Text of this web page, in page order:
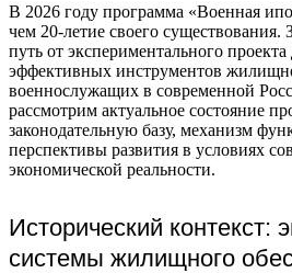
В 2026 году программа «Военная
чем 20-летие своего существования.
путь от экспериментального
эффективных инструментов
военнослужащих в современной
рассмотрим актуальное состояние
законодательную базу, механизм
перспективы развития в условиях
экономической реальности.
Исторический контекст:
системы жилищного